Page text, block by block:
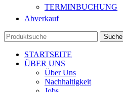
TERMINBUCHUNG
Abverkauf
Suche
STARTSEITE
ÜBER UNS
Über Uns
Nachhaltigkeit